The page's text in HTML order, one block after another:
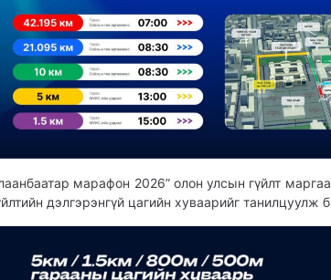
марафон 2026” олон улсын гүйлт
дэлгэрэнгүй цагийн хуваарийг танилцуулж